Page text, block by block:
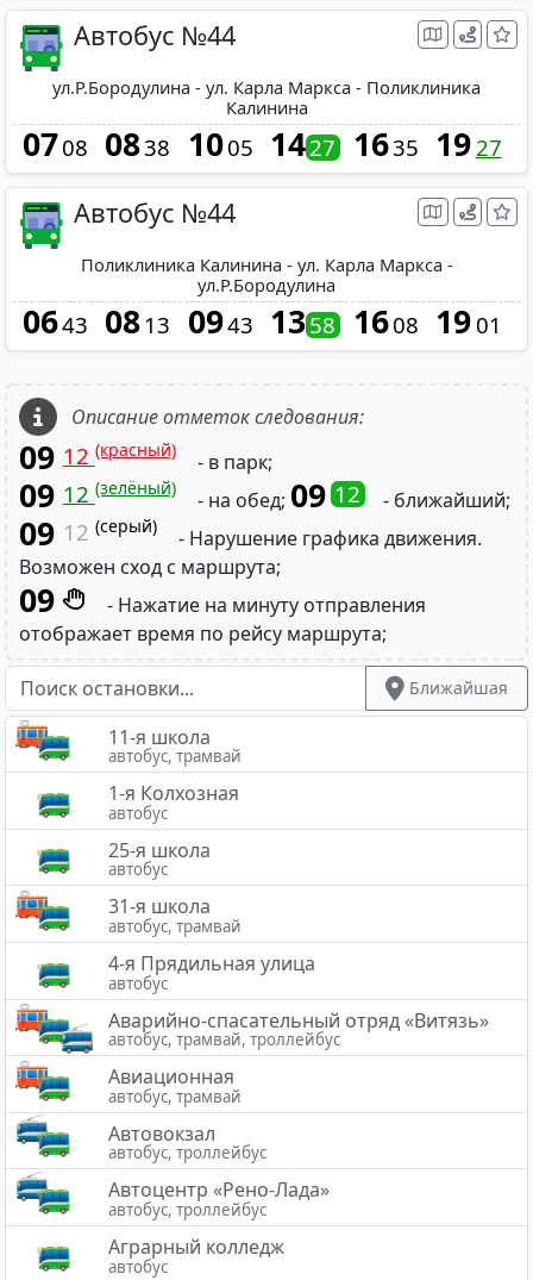
Ближайшая
11-я школа
автобус, трамвай
1-я Колхозная
автобус
25-я школа
автобус
31-я школа
автобус, трамвай
4-я Прядильная улица
автобус
Аварийно-спасательный отряд «Витязь»
автобус, трамвай, троллейбус
Авиационная
автобус, трамвай
Автовокзал
автобус, троллейбус
Автоцентр «Рено-Лада»
автобус, троллейбус
Аграрный колледж
автобус
Автобус №44
ул.Р.Бородулина - ул. Карла Маркса - Поликлиника
Калинина
0708 0838 1005 1427 1635 1927
Автобус №44
Поликлиника Калинина - ул. Карла Маркса -
ул.Р.Бородулина
0643 08 13 0943 1358 1608 19 01
Описание отметок следования:
09 12(красный) - в парк;
09 12(зелёный) - на обед; 09 12 - ближайший;
09 12 (серый)
- Нарушение графика движения.
Возможен сход с маршрута;
09
- Нажатие на минуту отправления
отображает время по рейсу маршрута;